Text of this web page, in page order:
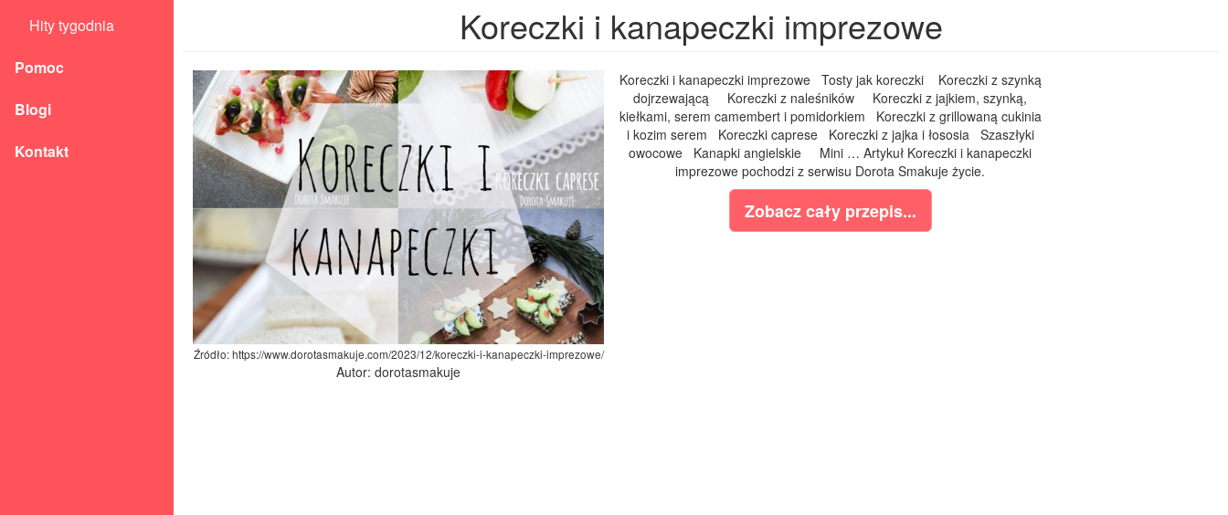
Hity tygodnia
Pomoc
Blogi
Kontakt
Koreczki i kanapeczki imprezowe
Źródło: https://www.dorotasmakuje.com/2023/12/koreczki-i-kanapeczki-imprezowe/
Autor: dorotasmakuje
Koreczki i kanapeczki imprezowe Tosty jak koreczki Koreczki z szynką
dojrzewającą Koreczki z naleśników Koreczki z jajkiem, szynką,
kiełkami, serem camembert i pomidorkiem Koreczki z grillowaną cukinia
i kozim serem Koreczki caprese Koreczki z jajka i łososia Szaszłyki
owocowe Kanapki angielskie Mini … Artykuł Koreczki i kanapeczki
imprezowe pochodzi z serwisu Dorota Smakuje życie.
Zobacz cały przepis...